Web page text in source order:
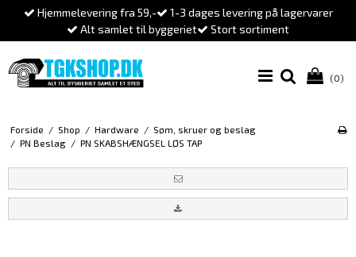
Hjemmelevering fra 59,-
1-3 dages levering på lagervarer
Alt samlet til byggeriet
Stort sortiment
(0)
Forside / Shop / Hardware / Søm, skruer og beslag
/ PN Beslag / PN SKABSHÆNGSEL LØS TAP